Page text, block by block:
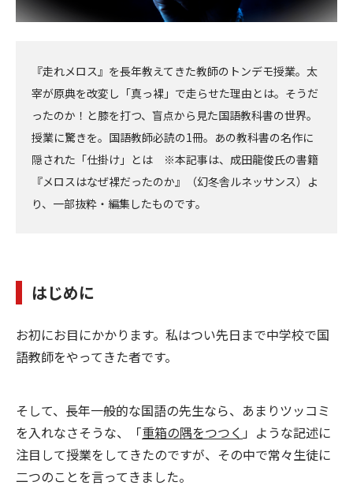
『走れメロス』を長年教えてきた教師のトンデモ授業。太
宰が原典を改変し「真っ裸」で走らせた理由とは。そうだ
ったのか！と膝を打つ、盲点から見た国語教科書の世界。
授業に驚きを。国語教師必読の1冊。あの教科書の名作に
隠された「仕掛け」とは ※本記事は、成田龍俊氏の書籍
『メロスはなぜ裸だったのか』（幻冬舎ルネッサンス）よ
り、一部抜粋・編集したものです。
はじめに
お初にお目にかかります。私はつい先日まで中学校で国
語教師をやってきた者です。
そして、長年一般的な国語の先生なら、あまりツッコミ
を入れなさそうな、「重箱の隅をつつく 」ような記述に
注目して授業をしてきたのですが、その中で常々生徒に
二つのことを言ってきました。